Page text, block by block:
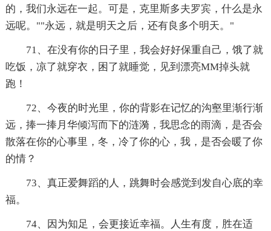
的，我们永远在一起。可是，克里斯多夫罗宾，什么是永
远呢。""永远，就是明天之后，还有良多个明天。"
71、在没有你的日子里，我会好好保重自己，饿了就
吃饭，凉了就穿衣，困了就睡觉，见到漂亮MM掉头就
跑！
72、今夜的时光里，你的背影在记忆的沟壑里渐行渐
远，捧一捧月华倾泻而下的涟漪，我思念的雨滴，是否会
散落在你的心事里，冬，冷了你的心，我，是否会暖了你
的情？
73、真正爱舞蹈的人，跳舞时会感觉到发自心底的幸
福。
74、因为知足，会更接近幸福。人生有度，胜在适